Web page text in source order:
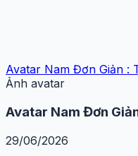
Avatar Nam Đơn Giản :
Ảnh avatar
Avatar Nam Đơn
29/06/2026